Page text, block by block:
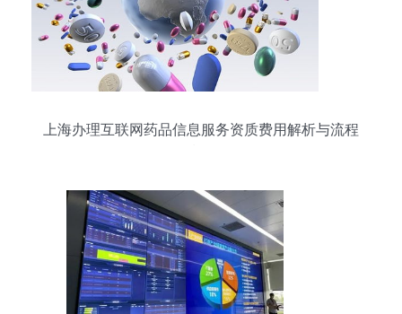
上海办理互联网药品信息服务资质费用解析与流程